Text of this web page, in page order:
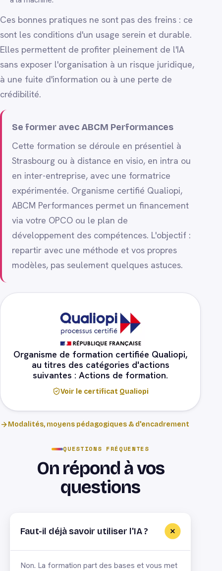
Ces bonnes pratiques ne sont pas des freins : ce
sont les conditions d'un usage serein et durable.
Elles permettent de profiter pleinement de l'IA
sans exposer l'organisation à un risque juridique,
à une fuite d'information ou à une perte de
crédibilité.
Se former avec ABCM Performances
Cette formation se déroule en présentiel à
Strasbourg ou à distance en visio, en intra ou
en inter-entreprise, avec une formatrice
expérimentée. Organisme certifié Qualiopi,
ABCM Performances permet un financement
via votre OPCO ou le plan de
développement des compétences. L'objectif :
repartir avec une méthode et vos propres
modèles, pas seulement quelques astuces.
Organisme de formation certifiée Qualiopi,
au titres des catégories d'actions
suivantes : Actions de formation.
Voir le certificat Qualiopi
Modalités, moyens pédagogiques & d'encadrement
QUESTIONS FRÉQUENTES
On répond à vos
questions
Faut-il déjà savoir utiliser l'IA ?
Non. La formation part des bases et vous met